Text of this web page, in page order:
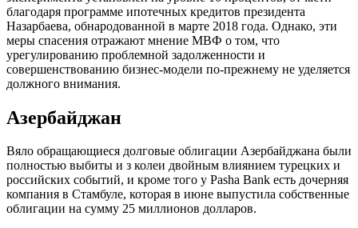
благодаря программе ипотечных кредитов президента
Назарбаева, обнародованной в марте 2018 года. Однако, эти
меры спасения отражают мнение МВФ о том, что
урегулированию проблемной задолженности и
совершенствованию бизнес-модели по-прежнему не уделяется
должного внимания.
Азербайджан
Вяло обращающиеся долговые облигации Азербайджана были
полностью выбиты и з колеи двойным влиянием турецких и
российских событий, и кроме того у Pasha Bank есть дочерняя
компания в Стамбуле, которая в июне выпустила собственные
облигации на сумму 25 миллионов долларов.